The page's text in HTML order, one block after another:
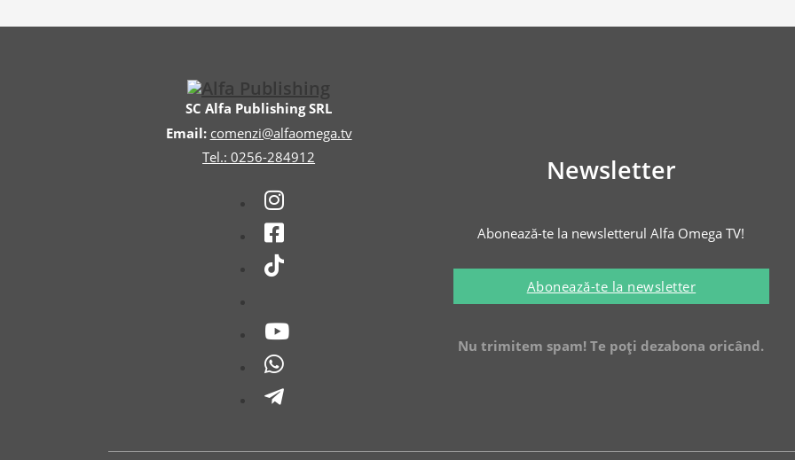
SC Alfa Publishing SRL
Email: comenzi@alfaomega.tv
Tel.: 0256-284912
Newsletter
Abonează-te la newsletterul Alfa Omega TV!
Abonează-te la newsletter
Nu trimitem spam! Te poți dezabona oricând.